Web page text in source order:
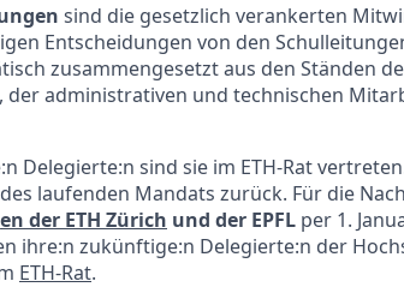
sind die gesetzlich verankerten
Entscheidungen von den
zusammengesetzt aus den Ständen
der administrativen und technischen
Delegierte:n sind sie im ETH-Rat
laufenden Mandats zurück. Für die
der ETH Zürich und der EPFL per 1.
ihre:n zukünftige:n Delegierte:n der
ETH-Rat.